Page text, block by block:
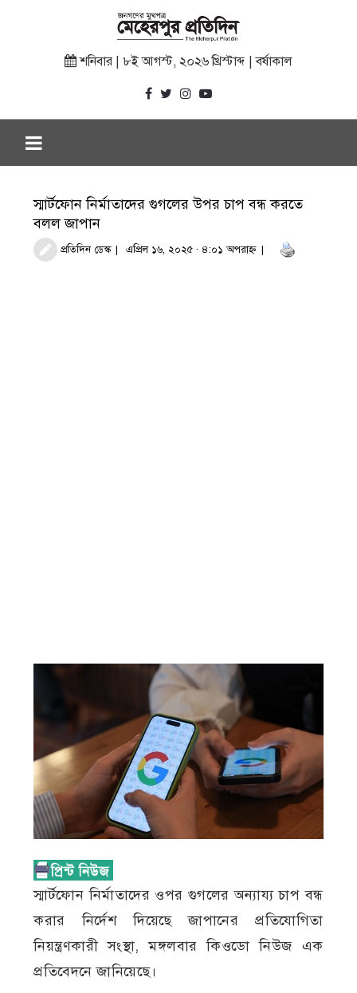
শনিবার | ৮ই আগস্ট, ২০২৬ খ্রিস্টাব্দ | বর্ষাকাল
স্মার্টফোন নির্মাতাদের গুগলের উপর চাপ বন্ধ করতে
বলল জাপান
প্রতিদিন ডেস্ক এপ্রিল ১৬, ২০২৫ · ৪:০১ অপরাহ্ণ
স্মার্টফোন নির্মাতাদের ওপর গুগলের অন্যায্য চাপ বন্ধ
করার নির্দেশ দিয়েছে জাপানের প্রতিযোগিতা
নিয়ন্ত্রণকারী সংস্থা, মঙ্গলবার কিওডো নিউজ এক
প্রতিবেদনে জানিয়েছে।